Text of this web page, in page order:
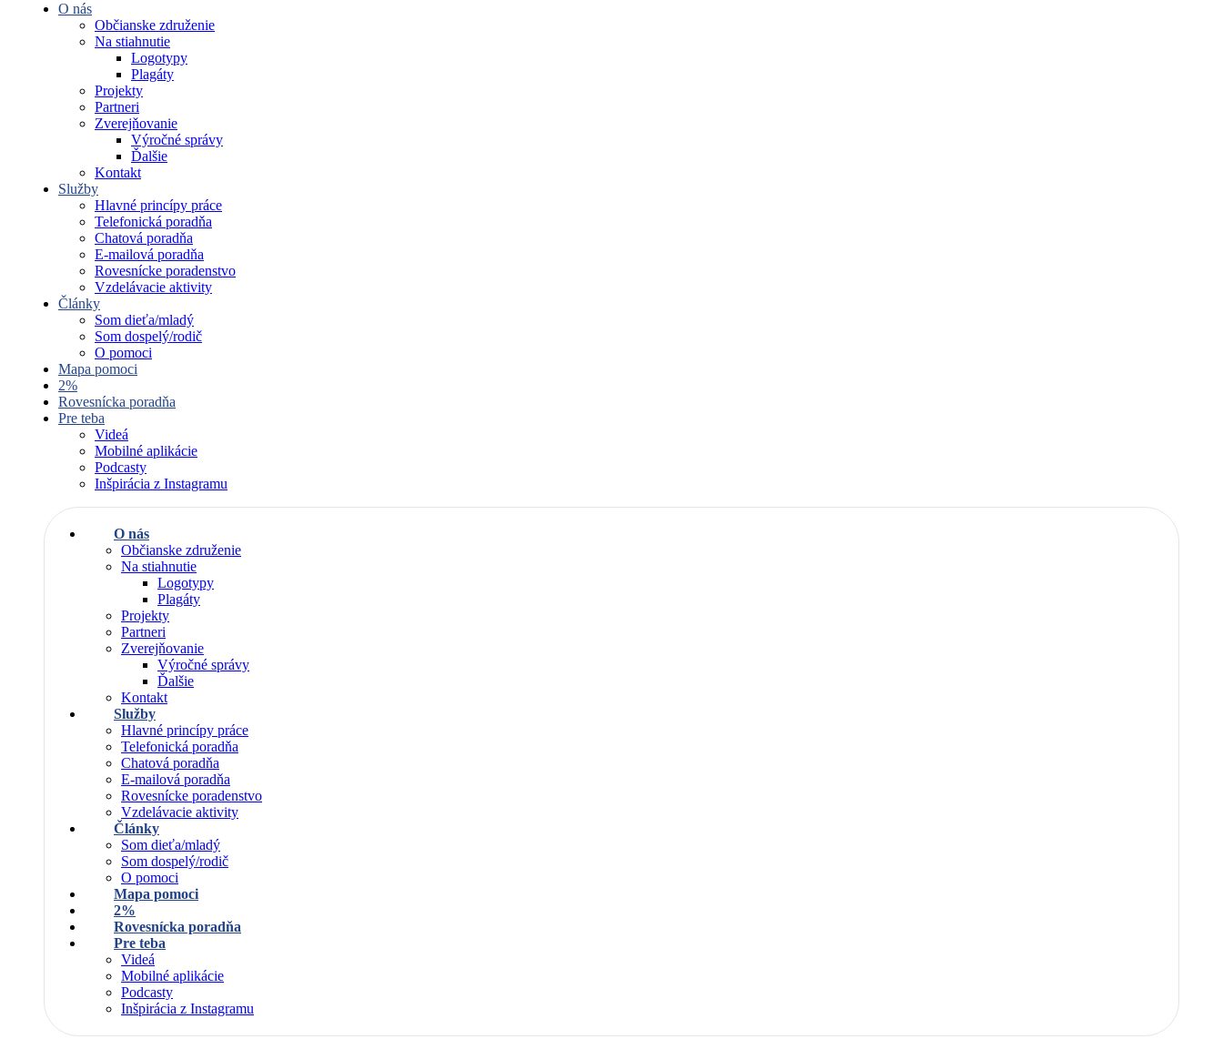
O nás
Občianske združenie
Na stiahnutie
Logotypy
Plagáty
Projekty
Partneri
Zverejňovanie
Výročné správy
Ďalšie
Kontakt
Služby
Hlavné princípy práce
Telefonická poradňa
Chatová poradňa
E-mailová poradňa
Rovesnícke poradenstvo
Vzdelávacie aktivity
Články
Som dieťa/mladý
Som dospelý/rodič
O pomoci
Mapa pomoci
2%
Rovesnícka poradňa
Pre teba
Videá
Mobilné aplikácie
Podcasty
Inšpirácia z Instagramu
O nás
Občianske združenie
Na stiahnutie
Logotypy
Plagáty
Projekty
Partneri
Zverejňovanie
Výročné správy
Ďalšie
Kontakt
Služby
Hlavné princípy práce
Telefonická poradňa
Chatová poradňa
E-mailová poradňa
Rovesnícke poradenstvo
Vzdelávacie aktivity
Články
Som dieťa/mladý
Som dospelý/rodič
O pomoci
Mapa pomoci
2%
Rovesnícka poradňa
Pre teba
Videá
Mobilné aplikácie
Podcasty
Inšpirácia z Instagramu